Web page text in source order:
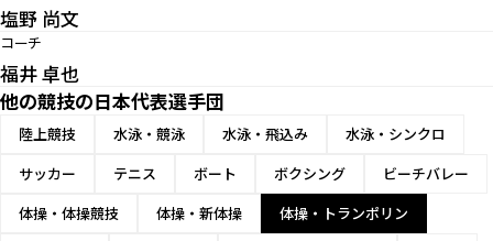
塩野 尚文
コーチ
福井 卓也
他の競技の日本代表選手団
陸上競技 水泳・競泳 水泳・飛込み
水泳・シンクロ
サッカー
テニス ボート ボクシング
ビーチバレー
体操・体操競技
体操・新体操
体操・トランポリン